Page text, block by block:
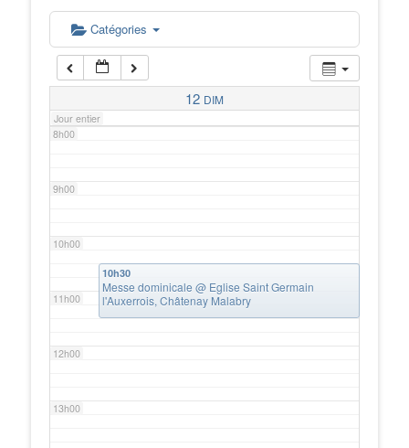
Catégories
12 DIM
Jour entier
6h00
7h00
8h00
9h00
10h00
11h00
12h00
13h00
10h30
Messe dominicale @ Eglise Saint Germain
l'Auxerrois, Châtenay Malabry